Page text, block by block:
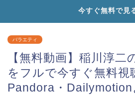
今すぐ無料で見
バラエティ
【無料動画】稲川淳二
をフルで今すぐ無料視
Pandora・Dailymotion